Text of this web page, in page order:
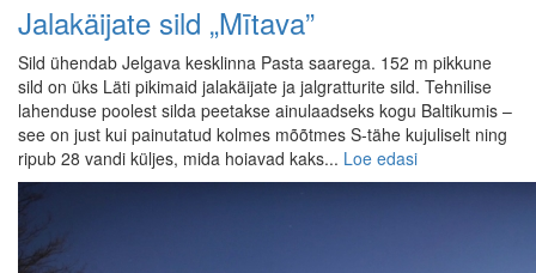
Jalakäijate sild „Mītava”
Sild ühendab Jelgava kesklinna Pasta saarega. 152 m pikkune
sild on üks Läti pikimaid jalakäijate ja jalgratturite sild. Tehnilise
lahenduse poolest silda peetakse ainulaadseks kogu Baltikumis –
see on just kui painutatud kolmes mõõtmes S-tähe kujuliselt ning
ripub 28 vandi küljes, mida hoiavad kaks... Loe edasi